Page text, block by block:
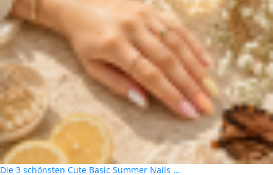
Die 3 schönsten Cute Basic Summer Nails …